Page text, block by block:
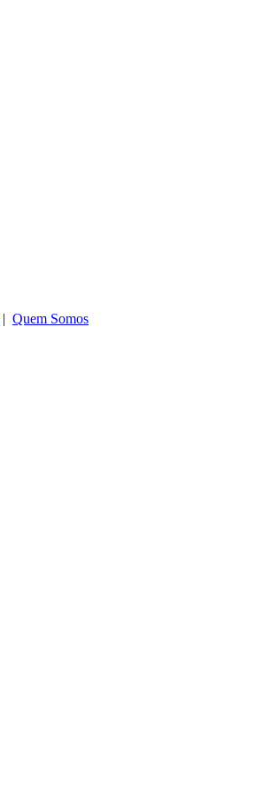
| Quem Somos